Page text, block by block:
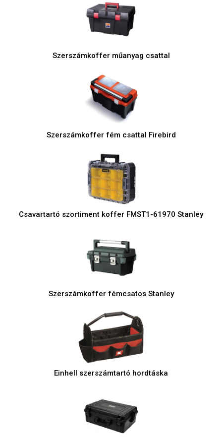
Szerszámkoffer műanyag csattal
Szerszámkoffer fém csattal Firebird
Csavartartó szortiment koffer FMST1-61970 Stanley
Szerszámkoffer fémcsatos Stanley
Einhell szerszámtartó hordtáska